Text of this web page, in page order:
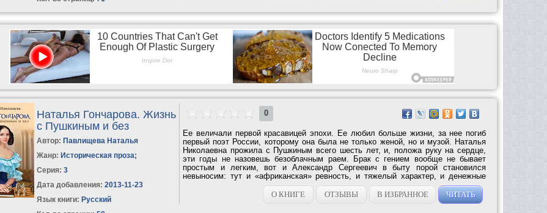
Наталья Гончарова. Жизнь
с Пушкиным и без
Автор: Павлищева Наталья
Жанр: Историческая проза;
Серия:3
Дата добавления: 2013-11-23
Язык книги: Русский
0
Ее величали первой красавицей эпохи. Ее любил больше жизни, за нее погиб
первый поэт России, которому она была не только женой, но и музой. Наталья
Николаевна прожила с Пушкиным всего шесть лет, и, положа руку на сердце,
эти годы не назовешь безоблачным раем. Брак с гением вообще не бывает
простым и легким, вот и Александр Сергеевич в быту порой становился
невыносим: тут и «африканская» ревность, и тяжелый характер, и денежные
О КНИГЕ
ОТЗЫВЫ В ИЗБРАННОЕ ЧИТАТЬ